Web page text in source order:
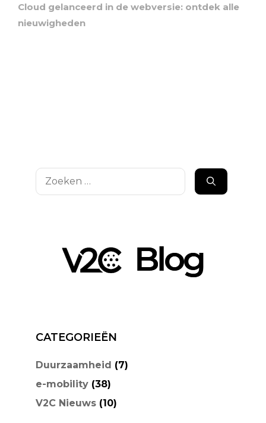
Cloud gelanceerd in de webversie: ontdek alle
nieuwigheden
Zoek
naar:
CATEGORIEËN
Duurzaamheid (7)
e-mobility (38)
V2C Nieuws (10)